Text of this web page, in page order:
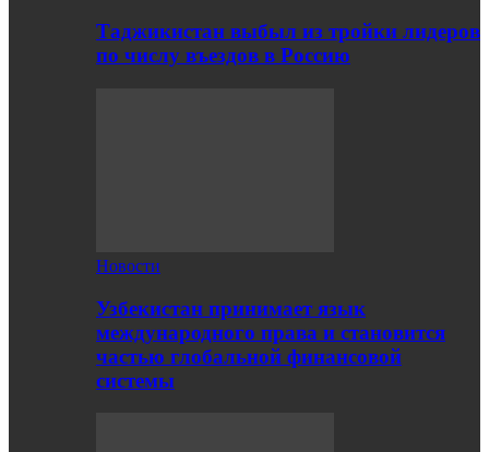
Таджикистан выбыл из тройки лидеров
по числу въездов в Россию
Новости
Узбекистан принимает язык
международного права и становится
частью глобальной финансовой
системы